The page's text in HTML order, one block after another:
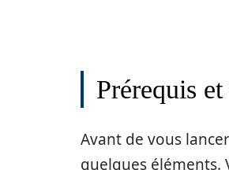
Prérequis
Avant de vous
quelques éléments.